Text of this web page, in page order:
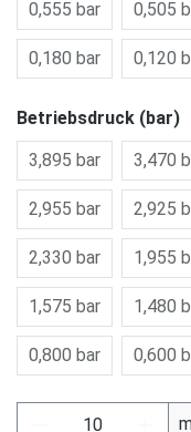
0,555 bar 0,505
0,180 bar 0,120
Betriebsdruck (bar)
3,895 bar
3,470
2,955 bar 2,925
2,330 bar 1,955
1,575 bar 1,480
0,800 bar 0,600
Produkt